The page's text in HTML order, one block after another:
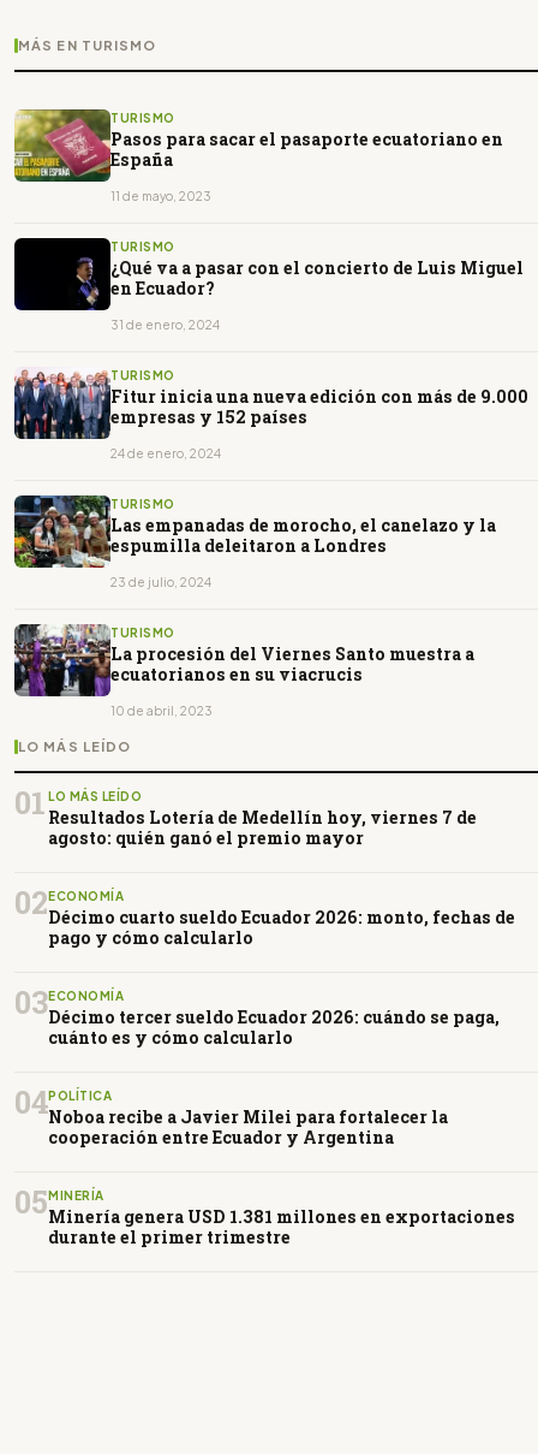
MÁS EN TURISMO
TURISMO
Pasos para sacar el pasaporte ecuatoriano en
España
11 de mayo, 2023
TURISMO
¿Qué va a pasar con el concierto de Luis Miguel
en Ecuador?
31 de enero, 2024
TURISMO
Fitur inicia una nueva edición con más de 9.000
empresas y 152 países
24 de enero, 2024
TURISMO
Las empanadas de morocho, el canelazo y la
espumilla deleitaron a Londres
23 de julio, 2024
TURISMO
La procesión del Viernes Santo muestra a
ecuatorianos en su viacrucis
10 de abril, 2023
LO MÁS LEÍDO
01 LO MÁS LEÍDO
Resultados Lotería de Medellín hoy, viernes 7 de
agosto: quién ganó el premio mayor
02ECONOMÍA
Décimo cuarto sueldo Ecuador 2026: monto, fechas de
pago y cómo calcularlo
03ECONOMÍA
Décimo tercer sueldo Ecuador 2026: cuándo se paga,
cuánto es y cómo calcularlo
04POLÍTICA
Noboa recibe a Javier Milei para fortalecer la
cooperación entre Ecuador y Argentina
05MINERÍA
Minería genera USD 1.381 millones en exportaciones
durante el primer trimestre